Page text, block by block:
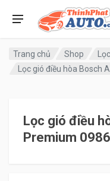
Trang chủ Shop
Lọc gió điều
Premium